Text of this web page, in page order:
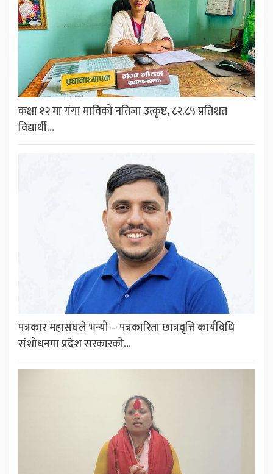
कक्षा १२ मा गंगा माविको नतिजा उत्कृष्ट, ८२.८५ प्रतिशत
विद्यार्थी…
पत्रकार महासंघले भन्यो – पत्रकारिता छात्रवृत्ति कार्यविधि
संशोधनमा प्रदेश सरकारको…